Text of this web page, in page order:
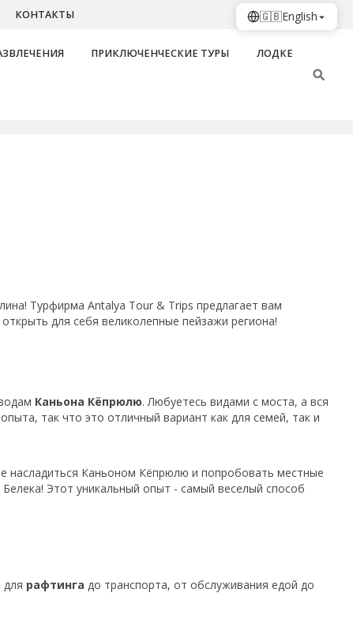
КОНТАКТЫ
ПРИКЛЮЧЕНЧЕСКИЕ ТУРЫ ЛОДКЕ
Турфирма Antalya Tour & Trips предлагает вам
для себя великолепные пейзажи региона!
Каньона Кёпрюлю. Любуетесь видами с моста, а вся
так что это отличный вариант как для семей, так и
насладиться Каньоном Кёпрюлю и попробовать местные
Белека! Этот уникальный опыт - самый веселый способ
для рафтинга до транспорта, от обслуживания едой до
🇬🇧English